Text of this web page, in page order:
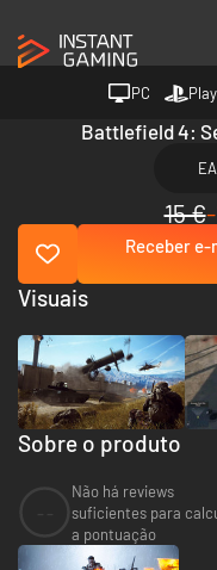
PC
Battlefield 4:
15 €
Receber
Sobre o produto
Não há reviews
suficientes para
a pontuação
Visuais